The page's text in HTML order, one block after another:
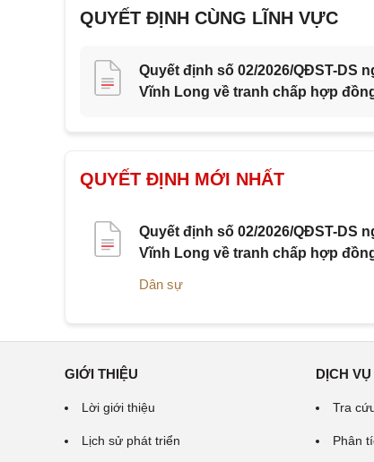
QUYẾT ĐỊNH CÙNG LĨNH VỰC
Quyết định số 02/2026/QĐST-DS
Vĩnh Long về tranh chấp hợp
QUYẾT ĐỊNH MỚI NHẤT
Quyết định số 02/2026/QĐST-DS
Vĩnh Long về tranh chấp hợp
Dân sự
GIỚI THIỆU
Lời giới thiệu
Lịch sử phát triển
DỊCH VỤ
Tra
Phân